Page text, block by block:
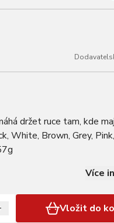
držet ruce tam, kde
White, Brown, Grey,
Více
Vložit do